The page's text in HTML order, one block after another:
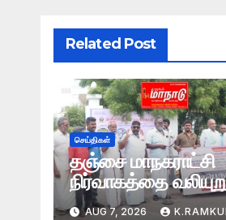
Related Post
செய்திகள்
தஞ்சை மாநகராட்சி
நிர்வாகத்தை
ஆர்ப்பாட்டம்
AUG 7, 2026